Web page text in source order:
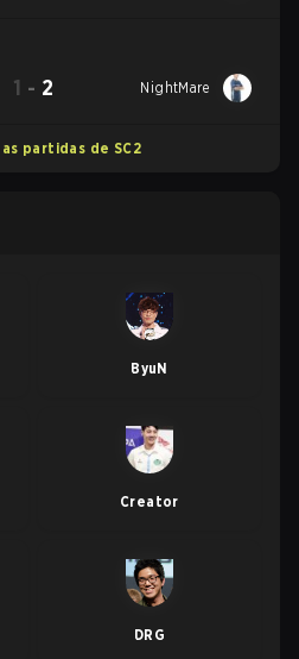
1 - 2 NightMare
partidas de SC2
ByuN
Creator
DRG